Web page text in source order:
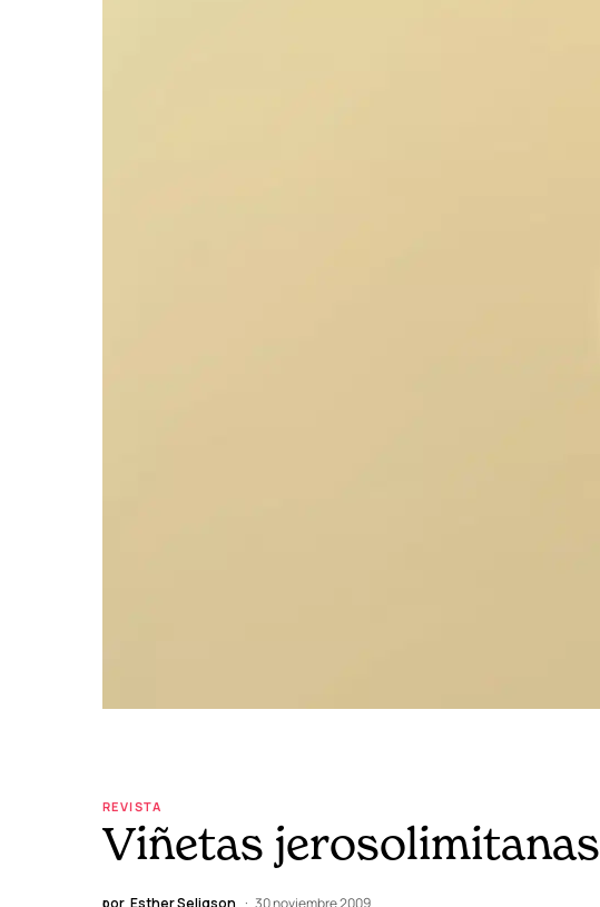
REVISTA
Viñetas jerosolimitanas
por Esther Seligson 30 noviembre 2009